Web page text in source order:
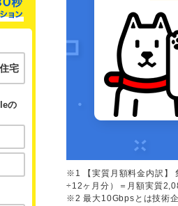
※1 【実質月額料金内訳】
÷12ヶ月分）＝月額実質
※2 最大10Gbpsとは技術企